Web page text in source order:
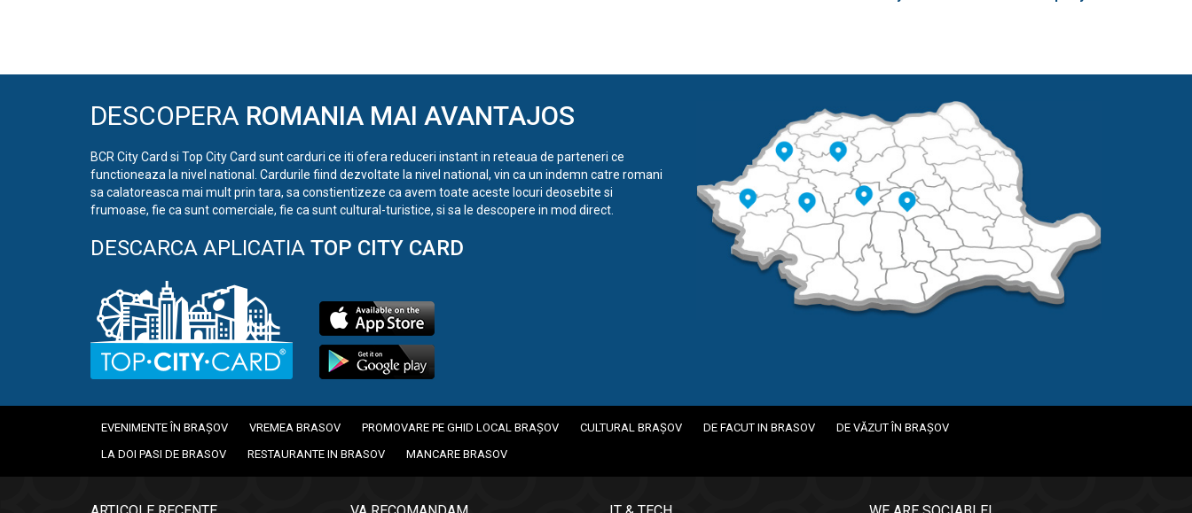
DESCOPERA ROMANIA MAI AVANTAJOS
BCR City Card si Top City Card sunt carduri ce iti ofera reduceri instant in reteaua de parteneri ce
functioneaza la nivel national. Cardurile fiind dezvoltate la nivel national, vin ca un indemn catre romani
sa calatoreasca mai mult prin tara, sa constientizeze ca avem toate aceste locuri deosebite si
frumoase, fie ca sunt comerciale, fie ca sunt cultural-turistice, si sa le descopere in mod direct.
DESCARCA APLICATIA TOP CITY CARD
EVENIMENTE ÎN BRAȘOV VREMEA BRASOV PROMOVARE PE GHID LOCAL BRAȘOV CULTURAL BRAȘOV DE FACUT IN BRASOV
DE VĂZUT ÎN BRAȘOV
LA DOI PASI DE BRASOV
RESTAURANTE IN BRASOV MANCARE BRASOV